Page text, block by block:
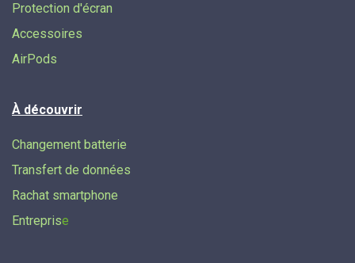
Protection d'écran
Accessoires
AirPods
À découvrir
Changement batterie
Transfert de données​
Rachat smartphone
Entreprise